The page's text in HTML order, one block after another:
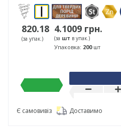
820.18
(за упак.)
4.1009 грн.
(за шт в упак.)
Упаковка: 200шт
Є самовивіз Доставимо